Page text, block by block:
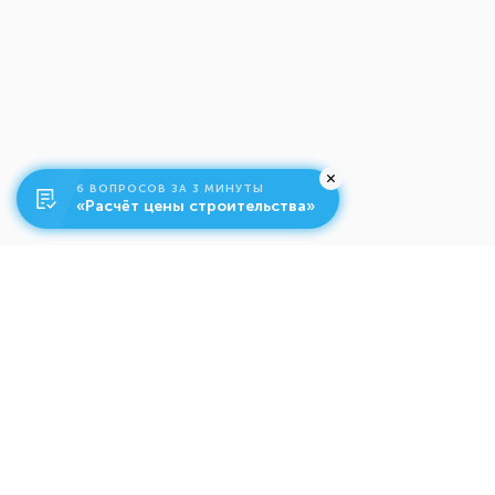
6 ВОПРОСОВ ЗА 3 МИНУТЫ
«Расчёт цены строительства»